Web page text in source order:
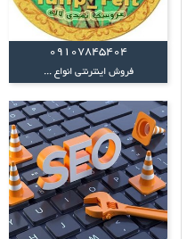
09107845404
فروش اینترنتی انواع ...